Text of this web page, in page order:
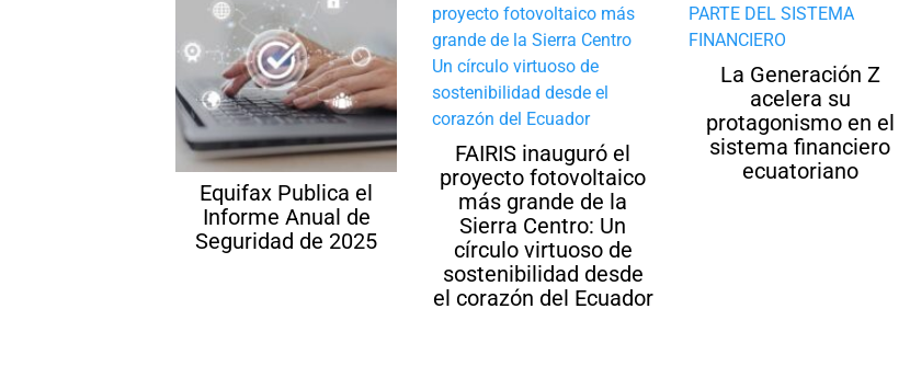
Equifax Publica el
Informe Anual de
Seguridad de 2025
FAIRIS inauguró el
proyecto fotovoltaico
más grande de la
Sierra Centro: Un
círculo virtuoso de
sostenibilidad desde
el corazón del Ecuador
La Generación Z
acelera su
protagonismo en el
sistema financiero
ecuatoriano